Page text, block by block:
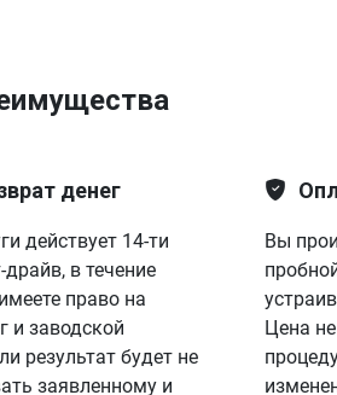
денег
действует 14-ти
в течение
право на
и заводской
результат будет не
заявленному и
Вы
Цена